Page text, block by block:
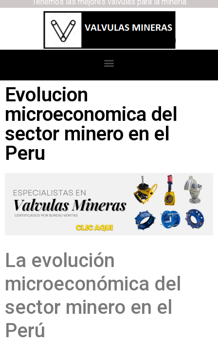
Evolucion
microeconomica del
sector minero en el
Peru
La evolución
microeconómica del
sector minero en el
Perú